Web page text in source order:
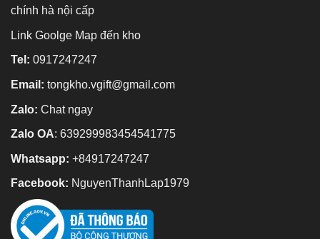
chính hà nội cấp
Link Goolge Map đến kho
Tel: 0917247247
Email: tongkho.vgift@gmail.com
Zalo: Chat ngay
Zalo OA: 639299983454541775
Whatsapp: +84917247247
Facebook: NguyenThanhLap1979